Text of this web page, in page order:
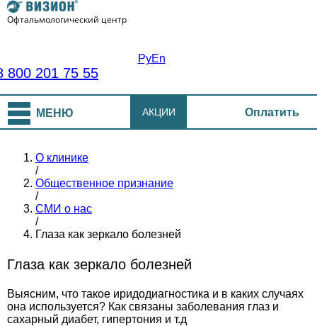
Офтальмологический центр
РуEn
800 201 75 55
МЕНЮ Оплатить
АКЦИИ
О клинике
/
Общественное признание
/
СМИ о нас
/
Глаза как зеркало болезней
Глаза как зеркало болезней
Выясним, что такое иридодиагностика и в каких случаях
она используется? Как связаны заболевания глаз и
сахарный диабет, гипертония и т.д